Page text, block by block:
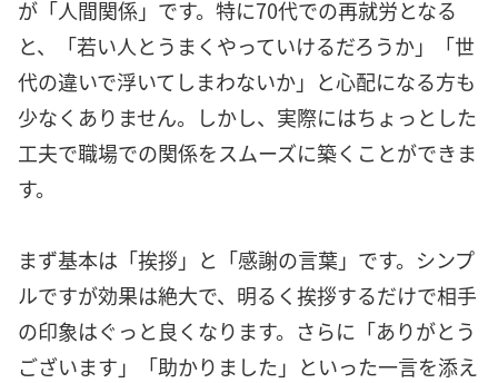
が「人間関係」です。特に70代での再就労となる
と、「若い人とうまくやっていけるだろうか」「世
代の違いで浮いてしまわないか」と心配になる方も
少なくありません。しかし、実際にはちょっとした
工夫で職場での関係をスムーズに築くことができま
す。
まず基本は「挨拶」と「感謝の言葉」です。シンプ
ルですが効果は絶大で、明るく挨拶するだけで相手
の印象はぐっと良くなります。さらに「ありがとう
ございます」「助かりました」といった一言を添え